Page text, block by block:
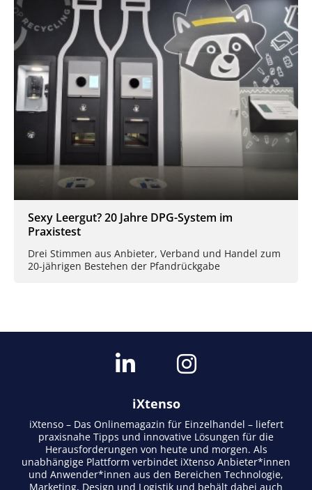
Sexy Leergut? 20 Jahre DPG-System im
Praxistest
Drei Stimmen aus Anbieter, Verband und Handel zum
20-jährigen Bestehen der Pfandrückgabe
iXtenso
iXtenso – Das Onlinemagazin für Einzelhandel – liefert
praxisnahe Tipps und innovative Lösungen für die
Herausforderungen von heute und morgen. Als
unabhängige Plattform verbindet iXtenso Anbieter*innen
und Anwender*innen aus den Bereichen Technologie,
Marketing, Design und Logistik und behält dabei auch